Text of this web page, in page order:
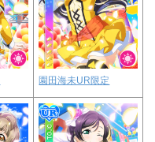
園田海未UR限定